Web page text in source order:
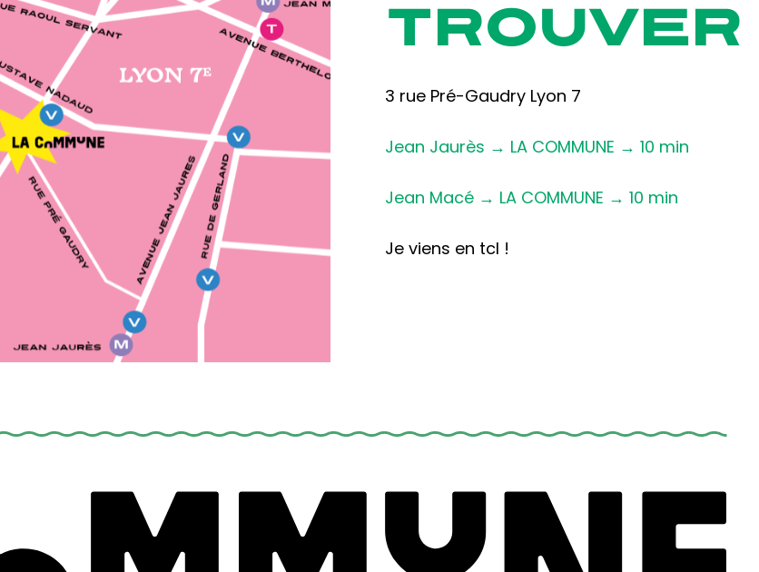
TROUVER
3 rue Pré-Gaudry Lyon 7
Jean Jaurès → LA COMMUNE → 10 min
Jean Macé → LA COMMUNE → 10 min
Je viens en tcl !